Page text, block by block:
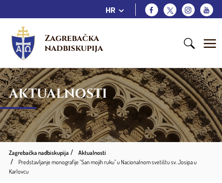
HR
Zagrebačka
nadbiskupija
AKTUALNOSTI
Zagrebačka nadbiskupija
Aktualnosti
Predstavljanje monografije "San mojih ruku" u Nacionalnom svetištu sv. Josipa u
Karlovcu